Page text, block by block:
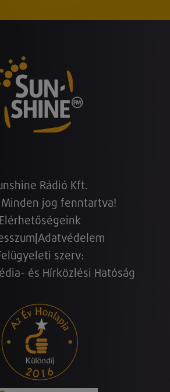
Rádió Kft.
jog fenntartva!
Elérhetőségeink
Adatvédelem
szerv:
és Hírközlési Hatóság